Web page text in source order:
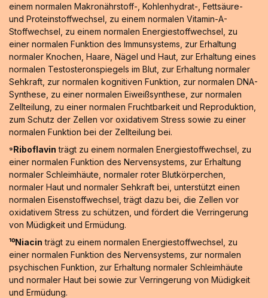
einem normalen Makronährstoff-, Kohlenhydrat-, Fettsäure-
und Proteinstoffwechsel, zu einem normalen Vitamin-A-
Stoffwechsel, zu einem normalen Energiestoffwechsel, zu
einer normalen Funktion des Immunsystems, zur Erhaltung
normaler Knochen, Haare, Nägel und Haut, zur Erhaltung eines
normalen Testosteronspiegels im Blut, zur Erhaltung normaler
Sehkraft, zur normalen kognitiven Funktion, zur normalen DNA-
Synthese, zu einer normalen Eiweißsynthese, zur normalen
Zellteilung, zu einer normalen Fruchtbarkeit und Reproduktion,
zum Schutz der Zellen vor oxidativem Stress sowie zu einer
normalen Funktion bei der Zellteilung bei.
⁹Riboflavin trägt zu einem normalen Energiestoffwechsel, zu
einer normalen Funktion des Nervensystems, zur Erhaltung
normaler Schleimhäute, normaler roter Blutkörperchen,
normaler Haut und normaler Sehkraft bei, unterstützt einen
normalen Eisenstoffwechsel, trägt dazu bei, die Zellen vor
oxidativem Stress zu schützen, und fördert die Verringerung
von Müdigkeit und Ermüdung.
¹⁰Niacin trägt zu einem normalen Energiestoffwechsel, zu
einer normalen Funktion des Nervensystems, zur normalen
psychischen Funktion, zur Erhaltung normaler Schleimhäute
und normaler Haut bei sowie zur Verringerung von Müdigkeit
und Ermüdung.